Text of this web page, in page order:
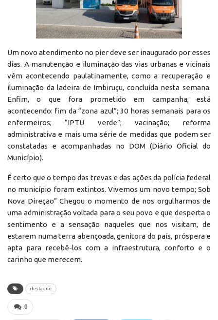
Um novo atendimento no píer deve ser inaugurado por esses
dias. A manutenção e iluminação das vias urbanas e vicinais
vêm acontecendo paulatinamente, como a recuperação e
iluminação da ladeira de Imbiruçu, concluída nesta semana.
Enfim, o que fora prometido em campanha, está
acontecendo: fim da “zona azul”; 30 horas semanais para os
enfermeiros; “IPTU verde”; vacinação; reforma
administrativa e mais uma série de medidas que podem ser
constatadas e acompanhadas no DOM (Diário Oficial do
Município).
É certo que o tempo das trevas e das ações da polícia federal
no município foram extintos. Vivemos um novo tempo; Sob
Nova Direção” Chegou o momento de nos orgulharmos de
uma administração voltada para o seu povo e que desperta o
sentimento e a sensação naqueles que nos visitam, de
estarem numa terra abençoada, genitora do país, próspera e
apta para recebê-los com a infraestrutura, conforto e o
carinho que merecem.
destaque
0